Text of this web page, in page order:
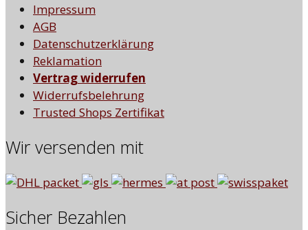
Impressum
AGB
Datenschutzerklärung
Reklamation
Vertrag widerrufen
Widerrufsbelehrung
Trusted Shops Zertifikat
Wir versenden mit
Sicher Bezahlen